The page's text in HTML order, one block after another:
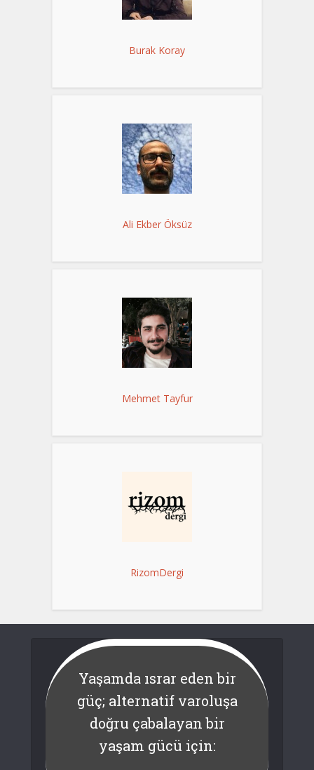
Burak Koray
Ali Ekber Öksüz
Mehmet Tayfur
RizomDergi
Yaşamda ısrar eden bir
güç; alternatif varoluşa
doğru çabalayan bir
yaşam gücü için: